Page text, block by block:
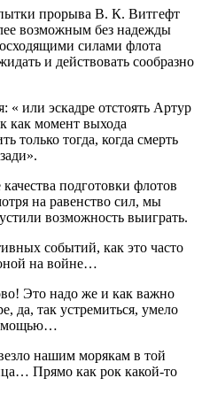
прорыва В. К. Витгефт
возможным без надежды
силами флота
и действовать сообразно
« или эскадре отстоять Артур
как момент выхода
только тогда, когда смерть
подготовки флотов
на равенство сил, мы
возможность выиграть.
событий, как это часто
на войне…
Это надо же и как важно
да, так устремиться, умело
мощью…
нашим морякам в той
Прямо как рок какой-то